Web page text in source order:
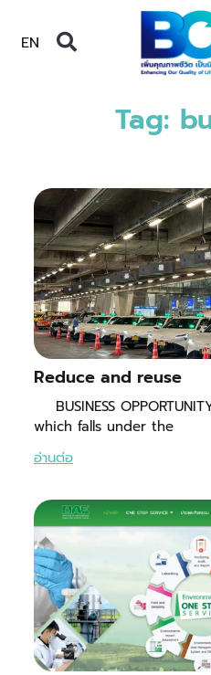
EN
Tag:
Reduce and reuse
BUSINESS
which falls under the
อ่านต่อ